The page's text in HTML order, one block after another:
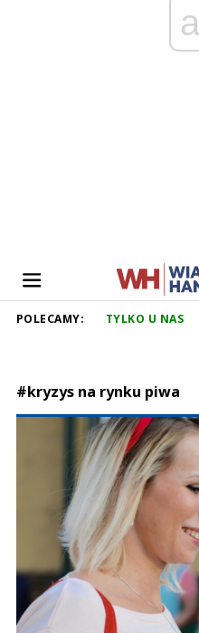
POLECAMY: TYLKO U NAS
#kryzys na rynku piwa